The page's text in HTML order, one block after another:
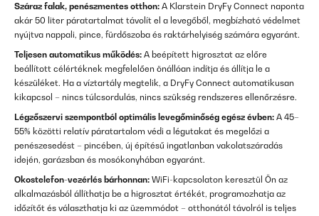
Száraz falak, penészmentes otthon: A Klarstein DryFy Connect naponta
akár 50 liter páratartalmat távolít el a levegőből, megbízható védelmet
nyújtva nappali, pince, fürdőszoba és raktárhelyiség számára egyaránt.
Teljesen automatikus működés: A beépített higrosztat az előre
beállított célértéknek megfelelően önállóan indítja és állítja le a
készüléket. Ha a víztartály megtelik, a DryFy Connect automatikusan
kikapcsol – nincs túlcsordulás, nincs szükség rendszeres ellenőrzésre.
Légzőszervi szempontból optimális levegőminőség egész évben: A 45–
55% közötti relatív páratartalom védi a légutakat és megelőzi a
penészesedést – pincében, új építésű ingatlanban vakolatszáradás
idején, garázsban és mosókonyhában egyaránt.
Okostelefon-vezérlés bárhonnan: WiFi-kapcsolaton keresztül Ön az
alkalmazásból állíthatja be a higrosztat értékét, programozhatja az
időzítőt és választhatja ki az üzemmódot – otthonától távolról is teljes